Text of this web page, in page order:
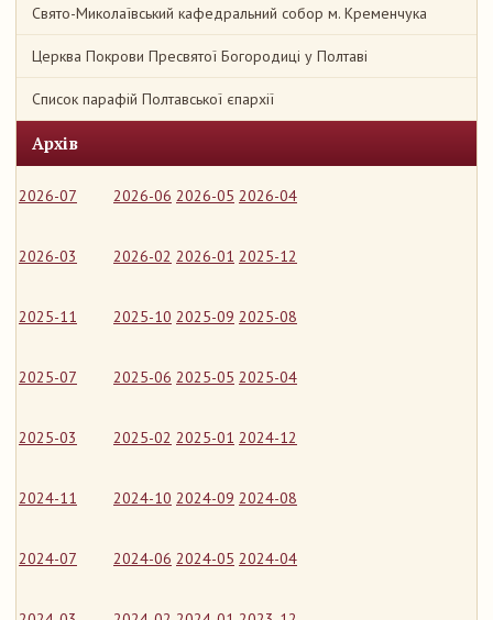
Свято-Миколаївський кафедральний собор м. Кременчука
Церква Покрови Пресвятої Богородиці у Полтаві
Список парафій Полтавської єпархії
Архів
2026-07 2026-06 2026-05 2026-04
2026-03 2026-02 2026-01 2025-12
2025-11 2025-10 2025-09 2025-08
2025-07 2025-06 2025-05 2025-04
2025-03 2025-02 2025-01 2024-12
2024-11 2024-10 2024-09 2024-08
2024-07 2024-06 2024-05 2024-04